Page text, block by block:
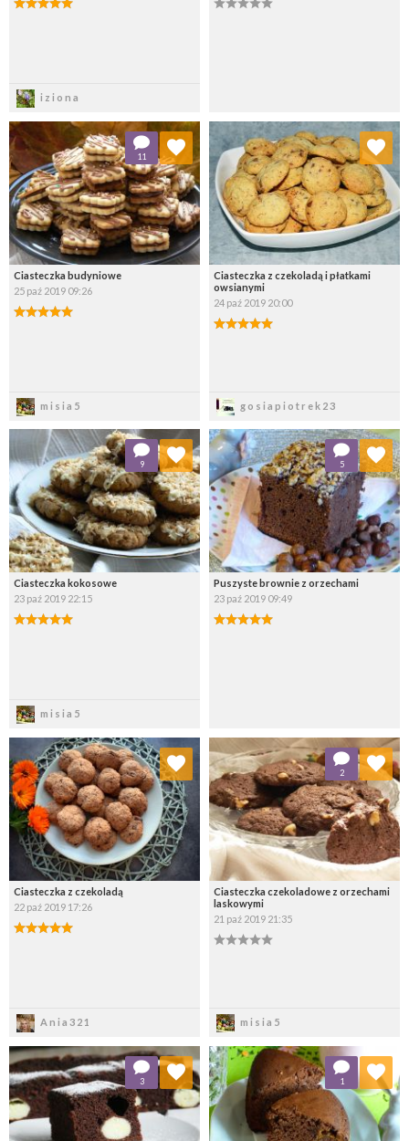
iziona
Ciasteczka budyniowe
25 paź 2019 09:26
misia5
11
Dodaj do ulubionych
Wybierz listę:
Ciasteczka z czekoladą i płatkami
owsianymi
24 paź 2019 20:00
gosiapiotrek23
Dodaj do ulubionych
Wybierz listę:
Ciasteczka kokosowe
23 paź 2019 22:15
misia5
9
Dodaj do ulubionych
Wybierz listę:
Puszyste brownie z orzechami
23 paź 2019 09:49
5
Dodaj do ulubionych
Wybierz listę:
Ciasteczka z czekoladą
22 paź 2019 17:26
Ania321
Dodaj do ulubionych
Wybierz listę:
Ciasteczka czekoladowe z orzechami
laskowymi
21 paź 2019 21:35
misia5
2
Dodaj do ulubionych
Wybierz listę:
3
Dodaj do ulubionych
Wybierz listę:
1
Dodaj do ulubionych
Wybierz listę: